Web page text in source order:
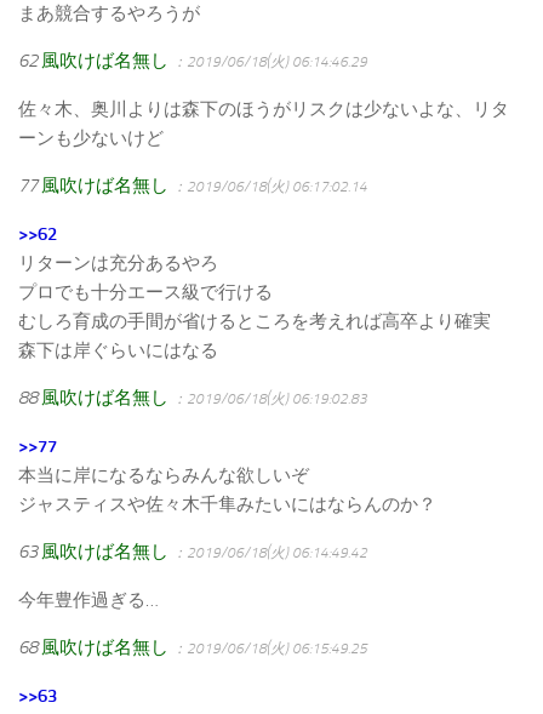
まあ競合するやろうが
62 風吹けば名無し ：2019/06/18(火) 06:14:46.29
佐々木、奥川よりは森下のほうがリスクは少ないよな、リタ
ーンも少ないけど
77 風吹けば名無し ：2019/06/18(火) 06:17:02.14
>>62
リターンは充分あるやろ
プロでも十分エース級で行ける
むしろ育成の手間が省けるところを考えれば高卒より確実
森下は岸ぐらいにはなる
88 風吹けば名無し ：2019/06/18(火) 06:19:02.83
>>77
本当に岸になるならみんな欲しいぞ
ジャスティスや佐々木千隼みたいにはならんのか？
63 風吹けば名無し ：2019/06/18(火) 06:14:49.42
今年豊作過ぎる…
68 風吹けば名無し ：2019/06/18(火) 06:15:49.25
>>63